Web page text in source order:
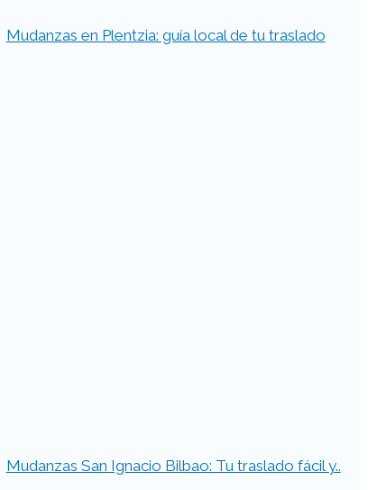
Mudanzas en Plentzia: guía local de tu traslado
Mudanzas San Ignacio Bilbao: Tu traslado fácil y..